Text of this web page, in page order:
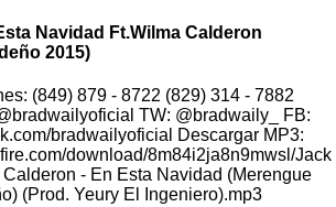
Navidad Ft.Wilma Calderon
2015)
(849) 879 - 8722 (829) 314 - 7882
TW: @bradwaily_ FB:
bradwailyoficial Descargar MP3:
download/8m84i2ja8n9mwsl/Jack
Calderon - En Esta Navidad (Merengue
(Prod. Yeury El Ingeniero).mp3